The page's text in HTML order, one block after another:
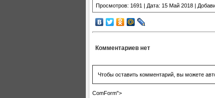
Просмотров: 1691 | Дата: 15 Май 2018 |
Комментариев нет
Чтобы оставить комментарий, вы можете
ComForm">